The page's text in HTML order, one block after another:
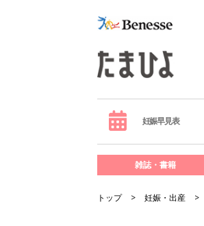
妊娠早見表
雑誌・書籍
トップ 妊娠・出産